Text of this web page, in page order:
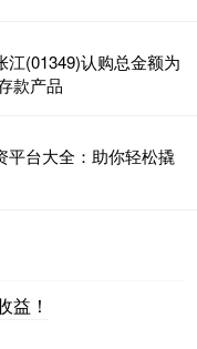
江(01349)认购总金额为
款产品
平台大全：助你轻松撬
益！